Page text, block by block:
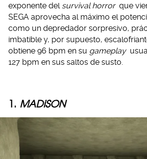
exponente del survival horror que
SEGA aprovecha al máximo el
como un depredador sorpresivo,
imbatible y, por supuesto,
obtiene 96 bpm en su gameplay
127 bpm en sus saltos de susto.
1. MADiSON